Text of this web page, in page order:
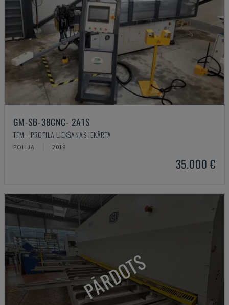
GM-SB-38CNC- 2A1S
TFM - PROFILA LIEKŠANAS IEKĀRTA
POLIJA 2019
35.000 €
PĀRDOTS